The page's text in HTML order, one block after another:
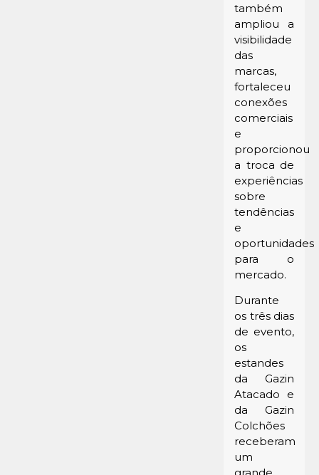
também
ampliou a
visibilidade
das
marcas,
fortaleceu
conexões
comerciais
e
proporcionou
a troca de
experiências
sobre
tendências
e
oportunidades
para o
mercado.
Durante
os três dias
de evento,
os
estandes
da Gazin
Atacado e
da Gazin
Colchões
receberam
um